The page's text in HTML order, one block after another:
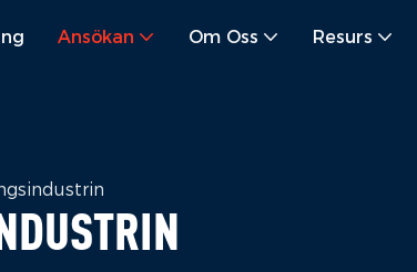
Ansökan Om Oss Resurs